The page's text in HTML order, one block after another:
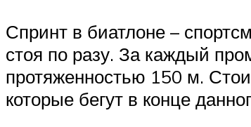
Спринт в биатлоне –
стоя по разу. За каждый
протяженностью 150 м.
которые бегут в конце